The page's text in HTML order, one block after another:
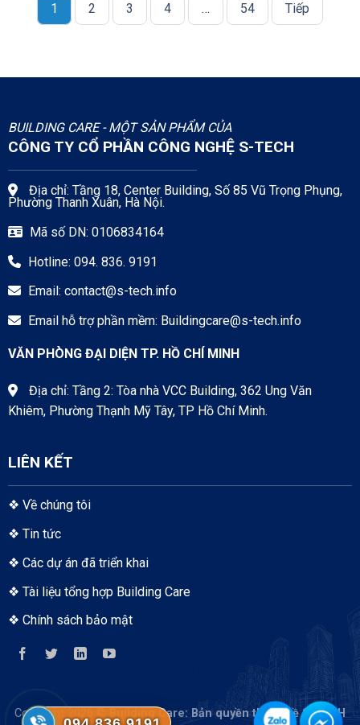
1 2 3 4 … 54 Tiếp
BUILDING CARE - MỘT SẢN PHẨM CỦA
CÔNG TY CỔ PHẦN CÔNG NGHỆ S-TECH
Địa chỉ: Tầng 18, Center Building, Số 85 Vũ Trọng Phụng,
Phường Thanh Xuân, Hà Nội.
Mã số DN: 0106834164
Hotline: 094. 836. 9191
Email: contact@s-tech.info
Email hỗ trợ phần mềm: Buildingcare@s-tech.info
VĂN PHÒNG ĐẠI DIỆN TP. HỒ CHÍ MINH
Địa chỉ: Tầng 2: Tòa nhà VCC Building, 362 Ung Văn
Khiêm, Phường Thạnh Mỹ Tây, TP Hồ Chí Minh.
LIÊN KẾT
❖ Về chúng tôi
❖ Tin tức
❖ Các dự án đã triển khai
❖ Tài liệu tổng hợp Building Care
❖ Chính sách bảo mật
Copyright 2026 © Building Care: Bản quyền thuộc về S-TECH